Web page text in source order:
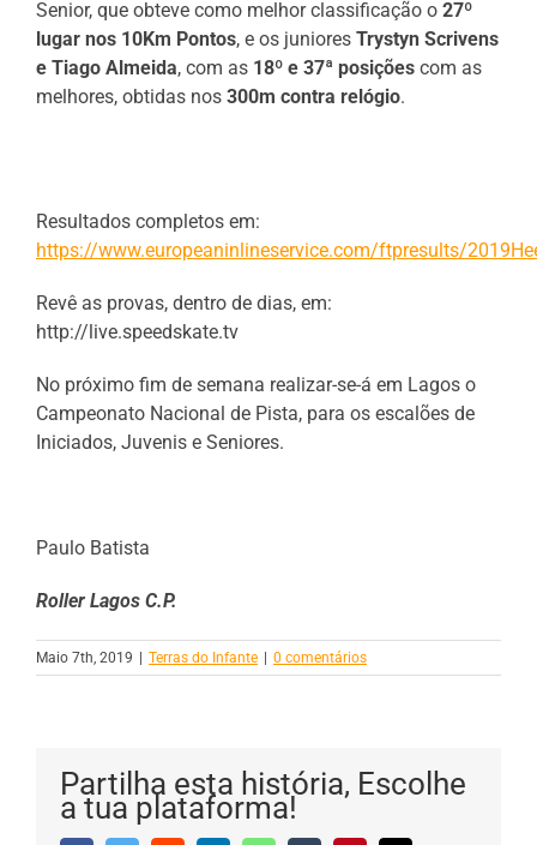
Senior, que obteve como melhor classificação o 27º
lugar nos 10Km Pontos, e os juniores Trystyn Scrivens
e Tiago Almeida, com as 18º e 37ª posições com as
melhores, obtidas nos 300m contra relógio.
Resultados completos em:
https://www.europeaninlineservice.com/ftpresults/
Revê as provas, dentro de dias, em:
http://live.speedskate.tv
No próximo fim de semana realizar-se-á em Lagos o
Campeonato Nacional de Pista, para os escalões de
Iniciados, Juvenis e Seniores.
Paulo Batista
Roller Lagos C.P.
Maio 7th, 2019 Terras do Infante 0 comentários
Partilha esta história, Escolhe
a tua plataforma!